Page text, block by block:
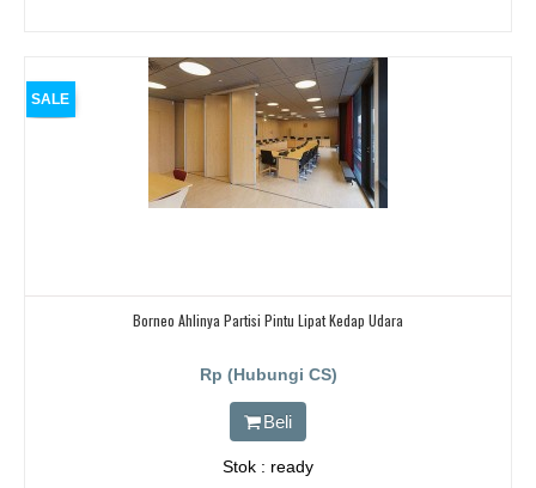
SALE
Borneo Ahlinya Partisi Pintu Lipat Kedap Udara
Rp (Hubungi CS)
Beli
Stok : ready